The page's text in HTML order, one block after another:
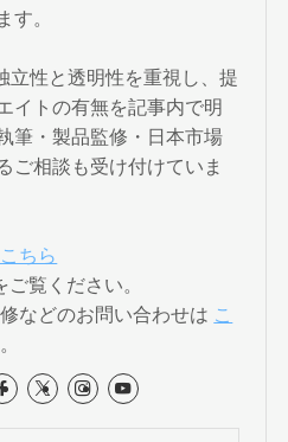
す。
立性と透明性を重視し、提
イトの有無を記事内で明
筆・製品監修・日本市場
ご相談も受け付けていま
ちら
ご覧ください。
などのお問い合わせは こ